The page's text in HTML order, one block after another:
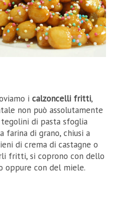
i calzoncelli fritti,
non può assolutamente
tegolini di pasta sfoglia
farina di grano, chiusi a
di crema di castagne o
fritti, si coprono con dello
oppure con del miele.